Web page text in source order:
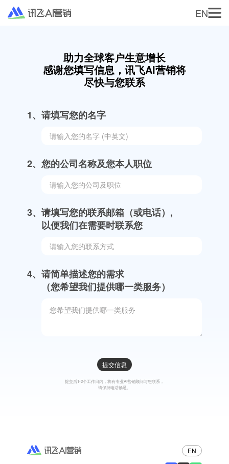
EN
广告主服务
红人营销
国内营销
品牌广告
国内媒体代理
加入我们
助力全球客户生意增长
感谢您填写信息，讯飞AI营销将
尽快与您联系
1、 请填写您的名字
2、 您的公司名称及您本人职位
3、 请填写您的联系邮箱（或电话）,
以便我们在需要时联系您
4、 请简单描述您的需求
（您希望我们提供哪一类服务）
提交信息
提交后1-2个工作日内，将有专业AI营销顾问与您联系，
请保持电话畅通。
EN